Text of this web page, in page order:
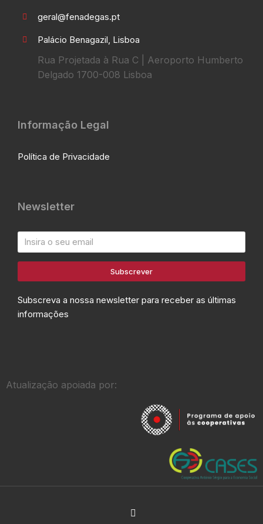
geral@fenadegas.pt
Palácio Benagazil, Lisboa
Rua Projetada à Rua C | Aeroporto Humberto
Delgado 1700-008 Lisboa
Informação Legal
Política de Privacidade
Newsletter
Subscrever
Subscreva a nossa newsletter para receber as últimas
informações
Atualização apoiada por: